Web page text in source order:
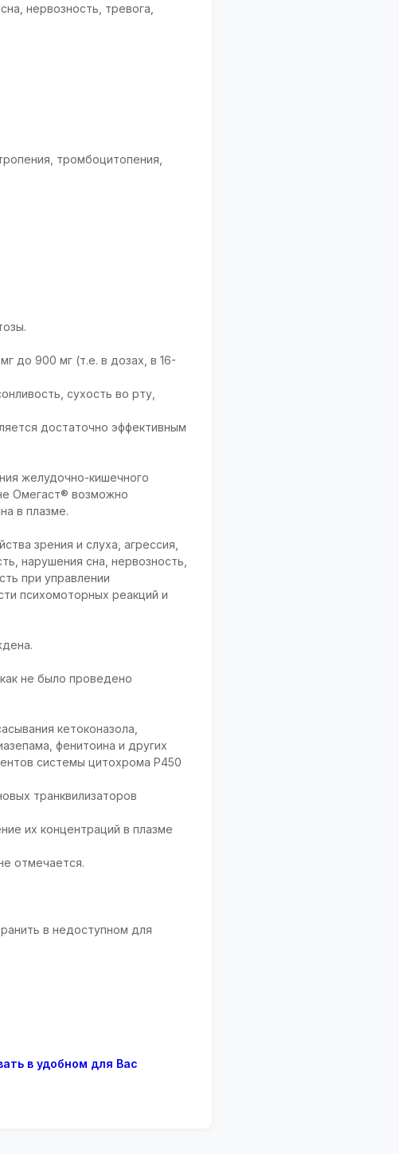
нервозность, тревога,
тромбоцитопения,
до 900 мг (т.е. в дозах, в 16-
сухость во рту,
достаточно эффективным
желудочно-кишечного
Омегаст® возможно
в плазме.
зрения и слуха, агрессия,
нарушения сна, нервозность,
при управлении
психомоторных реакций и
не было проведено
кетоконазола,
фенитоина и других
системы цитохрома Р450
транквилизаторов
их концентраций в плазме
отмечается.
в недоступном для
в удобном для Вас